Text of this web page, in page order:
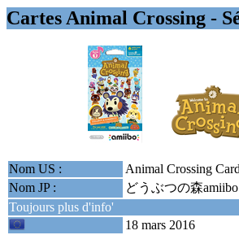
Cartes Animal Crossing -
Nom US :
Animal Crossing
Nom JP :
どうぶつの森
Toujours plus d'info'
18 mars 2016